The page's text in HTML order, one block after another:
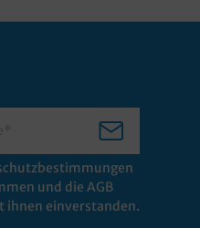
und die AGB
ihnen einverstanden.